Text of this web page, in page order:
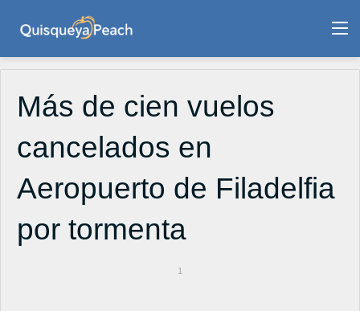
Más de cien vuelos
cancelados en
Aeropuerto de Filadelfia
por tormenta
1